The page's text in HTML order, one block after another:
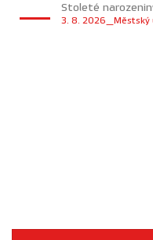
Stoleté
3. 8. 2026_Městský